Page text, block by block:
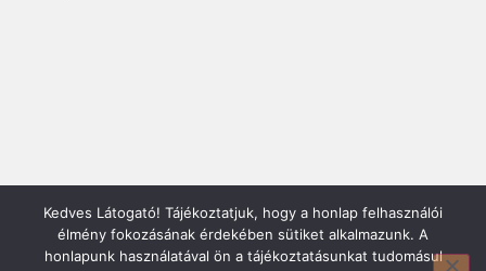
Mirland Lakberendezési Áruház:
Kedves Látogató! Tájékoztatjuk, hogy a honlap felhasználói
élmény fokozásának érdekében sütiket alkalmazunk. A
honlapunk használatával ön a tájékoztatásunkat tudomásul